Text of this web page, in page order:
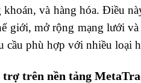
khoán, và hàng hóa. Điều
giới, mở rộng mạng lưới
cầu phù hợp với nhiều loại
trợ trên nền tảng